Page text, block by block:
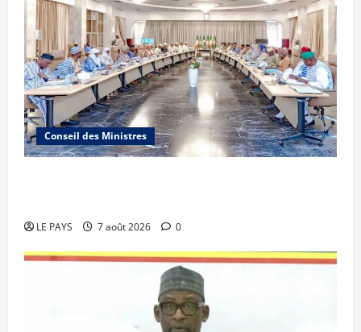
Conseil des Ministres
LE PAYS 7 août 2026 0